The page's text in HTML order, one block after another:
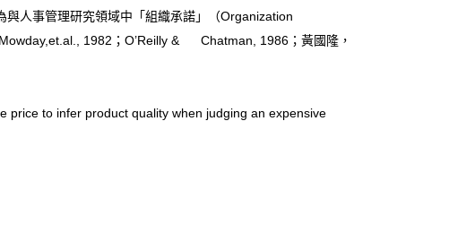
人事管理研究領域中「組織承諾」（Organization
1982；O’Reilly & Chatman, 1986；黃國隆，
to infer product quality when judging an expensive